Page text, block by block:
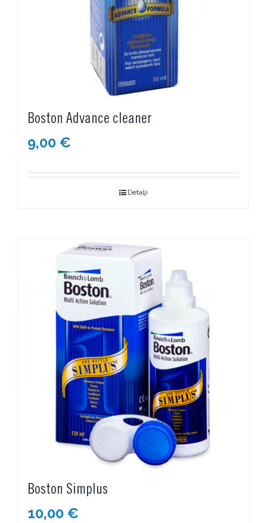
Boston Advance cleaner
9,00 €
Detalji
Boston Simplus
10,00 €